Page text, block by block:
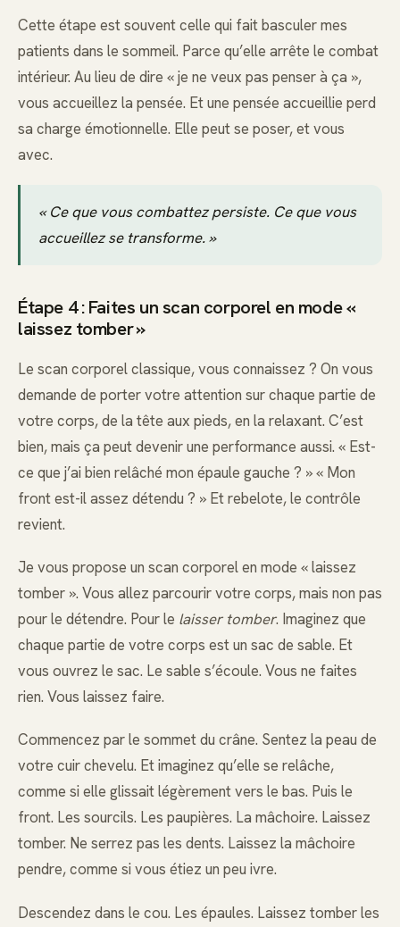
Cette étape est souvent celle qui fait basculer mes
patients dans le sommeil. Parce qu’elle arrête le combat
intérieur. Au lieu de dire « je ne veux pas penser à ça »,
vous accueillez la pensée. Et une pensée accueillie perd
sa charge émotionnelle. Elle peut se poser, et vous
avec.
« Ce que vous combattez persiste. Ce que vous
accueillez se transforme. »
Étape 4 : Faites un scan corporel en mode «
laissez tomber »
Le scan corporel classique, vous connaissez ? On vous
demande de porter votre attention sur chaque partie de
votre corps, de la tête aux pieds, en la relaxant. C’est
bien, mais ça peut devenir une performance aussi. « Est-
ce que j’ai bien relâché mon épaule gauche ? » « Mon
front est-il assez détendu ? » Et rebelote, le contrôle
revient.
Je vous propose un scan corporel en mode « laissez
tomber ». Vous allez parcourir votre corps, mais non pas
pour le détendre. Pour le laisser tomber. Imaginez que
chaque partie de votre corps est un sac de sable. Et
vous ouvrez le sac. Le sable s’écoule. Vous ne faites
rien. Vous laissez faire.
Commencez par le sommet du crâne. Sentez la peau de
votre cuir chevelu. Et imaginez qu’elle se relâche,
comme si elle glissait légèrement vers le bas. Puis le
front. Les sourcils. Les paupières. La mâchoire. Laissez
tomber. Ne serrez pas les dents. Laissez la mâchoire
pendre, comme si vous étiez un peu ivre.
Descendez dans le cou. Les épaules. Laissez tomber les